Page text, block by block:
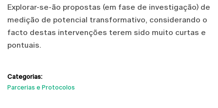
Explorar-se-ão propostas (em fase de investigação) de
medição de potencial transformativo, considerando o
facto destas intervenções terem sido muito curtas e
pontuais.
Categorias:
Parcerias e Protocolos